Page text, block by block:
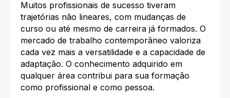
Muitos profissionais de sucesso tiveram
trajetórias não lineares, com mudanças de
curso ou até mesmo de carreira já formados. O
mercado de trabalho contemporâneo valoriza
cada vez mais a versatilidade e a capacidade de
adaptação. O conhecimento adquirido em
qualquer área contribui para sua formação
como profissional e como pessoa.